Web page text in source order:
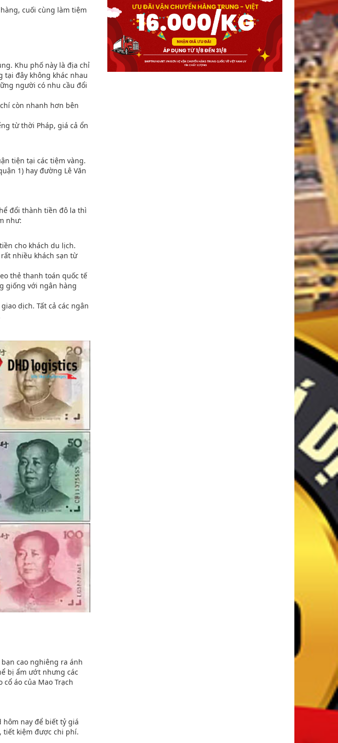
cuối cùng làm tiệm
Khu phố này là địa chỉ
tại đây không khác nhau
người có nhu cầu đổi
còn nhanh hơn bên
từ thời Pháp, giá cả ổn
tiện tại các tiệm vàng.
1) hay đường Lê Văn
đổi thành tiền đô la thì
như:
cho khách du lịch.
nhiều khách sạn từ
thẻ thanh toán quốc tế
giống với ngân hàng
dịch. Tất cả các ngân
cao nghiêng ra ánh
bị ẩm ướt nhưng các
áo của Mao Trạch
hôm nay để biết tỷ giá
tiết kiệm được chi phí.